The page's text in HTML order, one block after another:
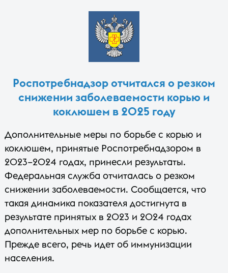
Роспотребнадзор отчитался о резком
снижении заболеваемости корью и
коклюшем в 2025 году
Дополнительные меры по борьбе с корью и
коклюшем, принятые Роспотребнадзором в
2023–2024 годах, принесли результаты.
Федеральная служба отчиталась о резком
снижении заболеваемости. Сообщается, что
такая динамика показателя достигнута в
результате принятых в 2023 и 2024 годах
дополнительных мер по борьбе с корью.
Прежде всего, речь идет об иммунизации
населения.